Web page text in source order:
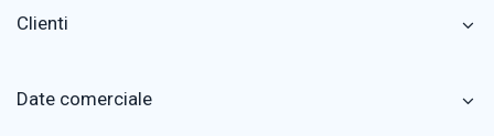
Clienti
Date comerciale